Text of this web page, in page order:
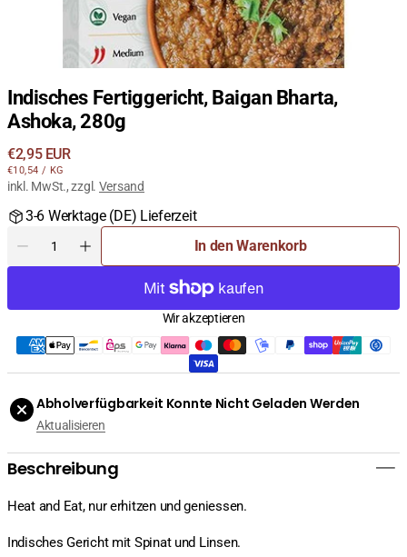
Indisches Fertiggericht, Baigan Bharta,
Ashoka, 280g
Regulärer
Preis
€2,95 EUR
STÜCKPREIS
€10,54 / PRO
KG
inkl. MwSt., zzgl. Versand
3-6 Werktage (DE) Lieferzeit
Menge
für
Bharta,
Ashoka,
280g
Menge
für
Bharta,
Ashoka,
280g
In den Warenkorb
Wir akzeptieren
Abholverfügbarkeit Konnte Nicht Geladen Werden
Aktualisieren
Beschreibung
Heat and Eat, nur erhitzen und geniessen.
Indisches Gericht mit Spinat und Linsen.